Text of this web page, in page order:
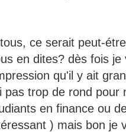
ce serait peut-
en dites? dès fois
qu'il y ait
pas trop de rond pour
en finance ou
) mais bon je